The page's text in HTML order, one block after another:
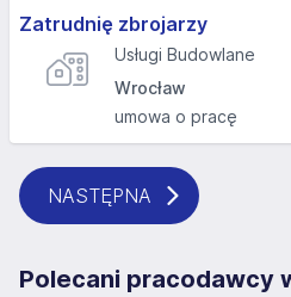
Zatrudnię zbrojarzy
Usługi Budowlane
Wrocław
umowa o pracę
NASTĘPNA
Polecani pracodawcy